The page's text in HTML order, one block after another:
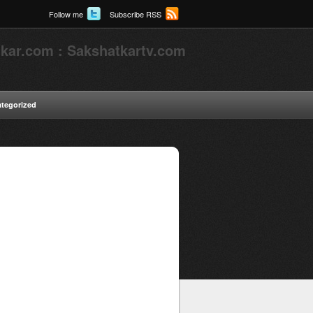
Follow me Subscribe RSS
: Sakshatkartv.com